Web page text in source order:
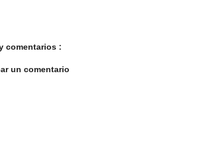
comentarios :
un comentario